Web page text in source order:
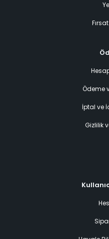
Ödeme
İptal ve
Gizlilik